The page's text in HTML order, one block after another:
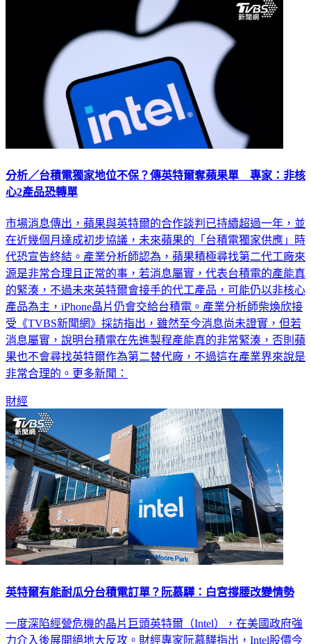
分析／台積電獨家地位不保？傳英特爾奪蘋果單 專家：非核
市場消息傳出，蘋果與英特爾的合作談判已持續超過一年，並
在近幾個月達成初步協議，未來蘋果的「台積電獨家供應」時
代恐宣告終結。產業分析師認為，蘋果積極尋找第二代工廠來
源是非常合理且正常的事，若消息屬實，代表台積電的產能真
的緊湊，不過未來英特爾會接手的代工產品，可能仍以非核心
產品為主，iPhone晶片仍會交給台積電。產業分析師柴煥欣接
受《TVBS新聞網》採訪指出，雖然至今消息尚未證實，但若
消息屬實，說明台積電在先進製程產能真的非常緊湊，否則蘋
果也不會尋找英特爾作為第二替代廠，不過這在產業界來說是
財經
一度深陷經營危機的晶片巨頭英特爾（Intel），在美國政府強